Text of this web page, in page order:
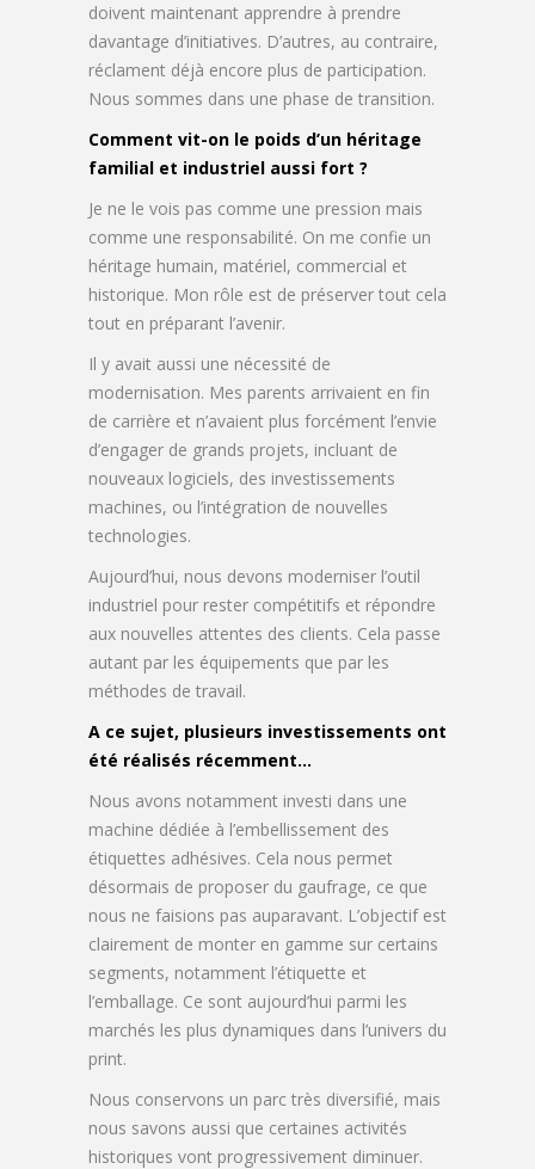
doivent maintenant apprendre à prendre
davantage d’initiatives. D’autres, au contraire,
réclament déjà encore plus de participation.
Nous sommes dans une phase de transition.
Comment vit-on le poids d’un héritage
familial et industriel aussi fort ?
Je ne le vois pas comme une pression mais
comme une responsabilité. On me confie un
héritage humain, matériel, commercial et
historique. Mon rôle est de préserver tout cela
tout en préparant l’avenir.
Il y avait aussi une nécessité de
modernisation. Mes parents arrivaient en fin
de carrière et n’avaient plus forcément l’envie
d’engager de grands projets, incluant de
nouveaux logiciels, des investissements
machines, ou l’intégration de nouvelles
technologies.
Aujourd’hui, nous devons moderniser l’outil
industriel pour rester compétitifs et répondre
aux nouvelles attentes des clients. Cela passe
autant par les équipements que par les
méthodes de travail.
A ce sujet, plusieurs investissements ont
été réalisés récemment…
Nous avons notamment investi dans une
machine dédiée à l’embellissement des
étiquettes adhésives. Cela nous permet
désormais de proposer du gaufrage, ce que
nous ne faisions pas auparavant. L’objectif est
clairement de monter en gamme sur certains
segments, notamment l’étiquette et
l’emballage. Ce sont aujourd’hui parmi les
marchés les plus dynamiques dans l’univers du
print.
Nous conservons un parc très diversifié, mais
nous savons aussi que certaines activités
historiques vont progressivement diminuer.